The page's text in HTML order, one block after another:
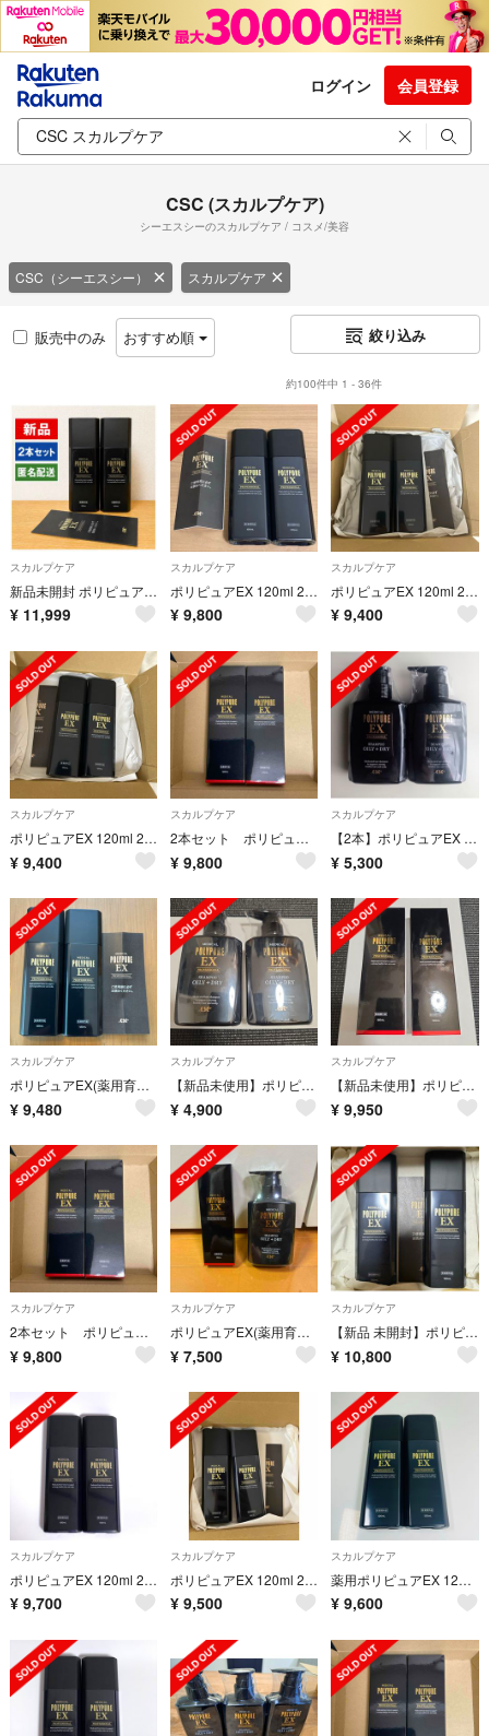
ログイン 会員登録
CSC (スカルプケア)
シーエスシーのスカルプケア / コスメ/美容
CSC（シーエスシー） スカルプケア
販売中のみ おすすめ順 絞り込み
約100件中 1 - 36件
スカルプケア
新品未開封 ポリピュアEX 薬用育毛剤 2本セット 箱無し
¥ 11,999
スカルプケア
ポリピュアEX 120ml 2本セット 育毛 頭皮ケア
¥ 9,800
スカルプケア
ポリピュアEX 120ml 2個セット 新品未使用 薬用育毛剤 POLYPURE
¥ 9,400
スカルプケア
ポリピュアEX 120ml 2個セット 新品未使用 薬用育毛剤 POLYPURE
¥ 9,400
スカルプケア
2本セット ポリピュアEX(薬用育毛剤)
¥ 9,800
スカルプケア
【2本】ポリピュアEX スカルプシャンプー
¥ 5,300
スカルプケア
ポリピュアEX(薬用育毛剤)
¥ 9,480
スカルプケア
【新品未使用】ポリピュアEX 薬用スカルプシャンプー 2本セット
¥ 4,900
スカルプケア
【新品未使用】ポリピュアEX 120ml 2本セット
¥ 9,950
スカルプケア
2本セット ポリピュアEX(薬用育毛剤)
¥ 9,800
スカルプケア
ポリピュアEX(薬用育毛剤)と薬用スカルプシャンプー
¥ 7,500
スカルプケア
【新品 未開封】ポリピュアEX 120ml 2本セット
¥ 10,800
スカルプケア
ポリピュアEX 120ml 2本セット 育毛 頭皮ケア
¥ 9,700
スカルプケア
ポリピュアEX 120ml 2個セット 新品未使用 薬用育毛剤 POLYPURE
¥ 9,500
スカルプケア
薬用ポリピュアEX 120ml 2本 セット
¥ 9,600